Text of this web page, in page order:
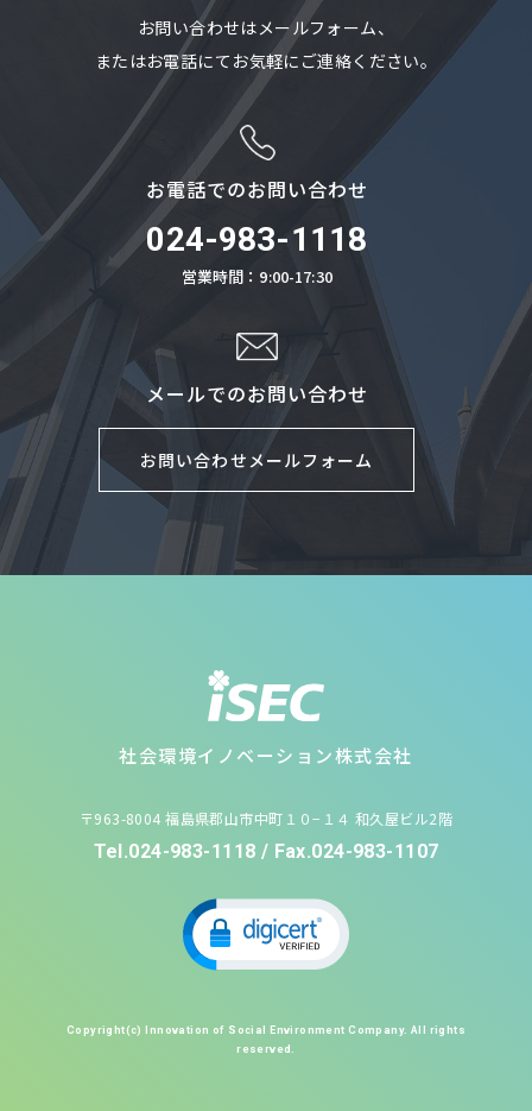
お問い合わせはメールフォーム、
またはお電話にてお気軽にご連絡ください。
お電話でのお問い合わせ
024-983-1118
営業時間：9:00-17:30
メールでのお問い合わせ
お問い合わせメールフォーム
社会環境イノベーション株式会社
〒963-8004 福島県郡山市中町１０−１４ 和久屋ビル2階
Tel.024-983-1118 / Fax.024-983-1107
Copyright(c) Innovation of Social Environment Company. All rights
reserved.